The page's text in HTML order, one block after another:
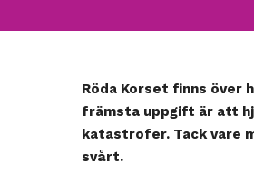
Röda Korset finns över
främsta uppgift är att
katastrofer. Tack vare
svårt.